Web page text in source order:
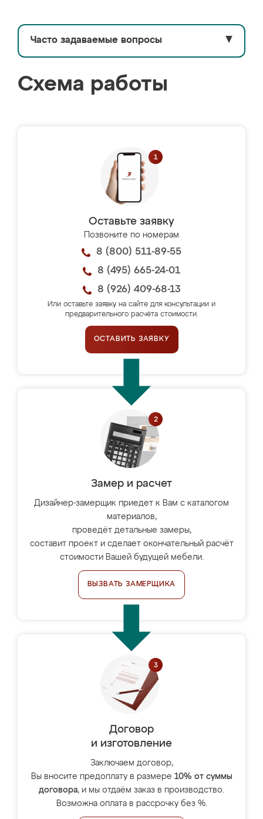
Часто задаваемые вопросы ▼
Схема работы
Оставьте заявку
Позвоните по номерам
8 (800) 511-89-55
8 (495) 665-24-01
8 (926) 409-68-13
Или оставьте заявку на сайте для консультации и
предварительного расчёта стоимости.
ОСТАВИТЬ ЗАЯВКУ
Замер и расчет
Дизайнер-замерщик приедет к Вам с каталогом
материалов,
проведёт детальные замеры,
составит проект и сделает окончательный расчёт
стоимости Вашей будущей мебели.
ВЫЗВАТЬ ЗАМЕРЩИКА
Договор
и изготовление
Заключаем договор,
Вы вносите предоплату в размере 10% от суммы
договора, и мы отдаём заказ в производство.
Возможна оплата в рассрочку без %.